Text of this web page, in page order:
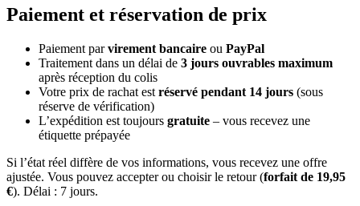
Paiement et réservation de prix
Paiement parvirement bancaire ou PayPal
Traitement dans un délai de 3 jours ouvrables maximum
après réception du colis
Votre prix de rachat est réservé pendant 14 jours (sous
réserve de vérification)
L’expédition est toujours gratuite – vous recevez une
étiquette prépayée
Si l’état réel diffère de vos informations, vous recevez une offre
ajustée. Vous pouvez accepter ou choisir le retour (forfait de 19,95
€). Délai : 7 jours.